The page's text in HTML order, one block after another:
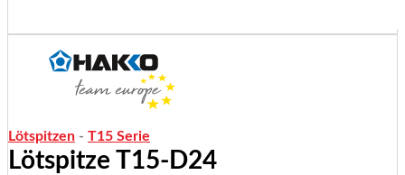
Lötspitzen - T15 Serie
Lötspitze T15-D24